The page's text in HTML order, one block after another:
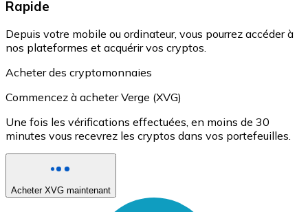
Rapide
Depuis votre mobile ou ordinateur, vous pourrez accéder à
nos plateformes et acquérir vos cryptos.
Acheter des cryptomonnaies
Commencez à acheter Verge (XVG)
Une fois les vérifications effectuées, en moins de 30
minutes vous recevrez les cryptos dans vos portefeuilles.
Acheter XVG maintenant